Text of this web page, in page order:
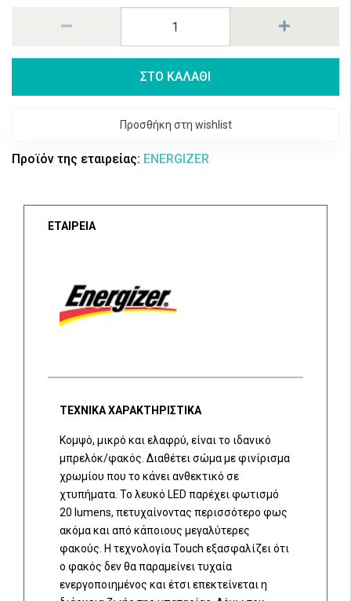
ΣΤΟ ΚΑΛΑΘΙ
Προσθήκη στη wishlist
Προϊόν της εταιρείας: ENERGIZER
ΕΤΑΙΡΕΙΑ
ΤΕΧΝΙΚΑ ΧΑΡΑΚΤΗΡΙΣΤΙΚΑ
Κομψό, μικρό και ελαφρύ, είναι το ιδανικό
μπρελόκ/φακός. Διαθέτει σώμα με φινίρισμα
χρωμίου που το κάνει ανθεκτικό σε
χτυπήματα. Το λευκό LED παρέχει φωτισμό
20 lumens, πετυχαίνοντας περισσότερο φως
ακόμα και από κάποιους μεγαλύτερες
φακούς. Η τεχνολογία Touch εξασφαλίζει ότι
ο φακός δεν θα παραμείνει τυχαία
ενεργοποιημένος και έτσι επεκτείνεται η